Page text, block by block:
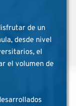
de un
desde nivel
el
el volumen de